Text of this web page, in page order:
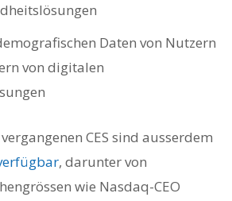
Daten von Nutzern
von digitalen
CES sind ausserdem
, darunter von
wie Nasdaq-CEO